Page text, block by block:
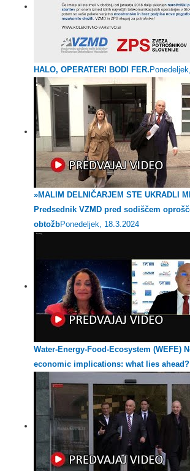
HALO, OPERATER! BODI FER.
»MALIM DELNIČARJEM STE UKRADLI
Predsednik VZMD pred sodiščem
obtožbPonedeljek, 18.3.2024
Water-Energy-Food-Ecosystem (WEFE)
economic implications: what lies ahead?